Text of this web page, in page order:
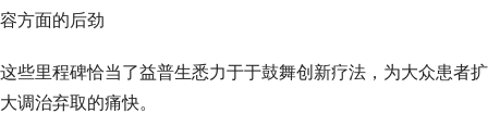
容方面的后劲
这些里程碑恰当了益普生悉力于于鼓舞创新疗法，为大众患者扩
大调治弃取的痛快。